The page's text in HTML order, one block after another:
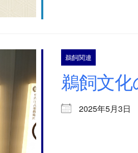
鵜飼関連
鵜飼文化
2025年5月3日